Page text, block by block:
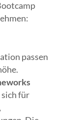
passen
für